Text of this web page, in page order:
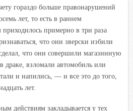
гораздо больше правонарушений
лет, то есть в раннем
примерно в три раза
что они зверски избили
что они совершили магазинную
взломали автомобиль или
и напились, — и все это до того,
лет.
действиям закладывается у тех